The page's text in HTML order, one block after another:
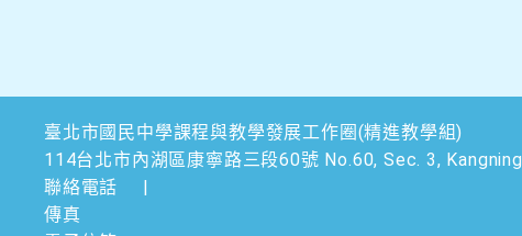
臺北市國民中學課程與教學發展工作圈(精進教學組)
114台北市內湖區康寧路三段60號 No.60, Sec. 3,
聯絡電話
|
傳真